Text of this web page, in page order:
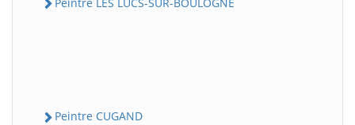
Peintre CUGAND